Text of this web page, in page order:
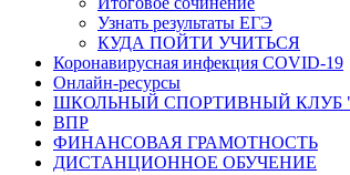
Узнать результаты ЕГЭ
КУДА ПОЙТИ УЧИТЬСЯ
Коронавирусная инфекция COVID-19
Онлайн-ресурсы
ШКОЛЬНЫЙ СПОРТИВНЫЙ КЛУБ
ВПР
ФИНАНСОВАЯ ГРАМОТНОСТЬ
ДИСТАНЦИОННОЕ ОБУЧЕНИЕ